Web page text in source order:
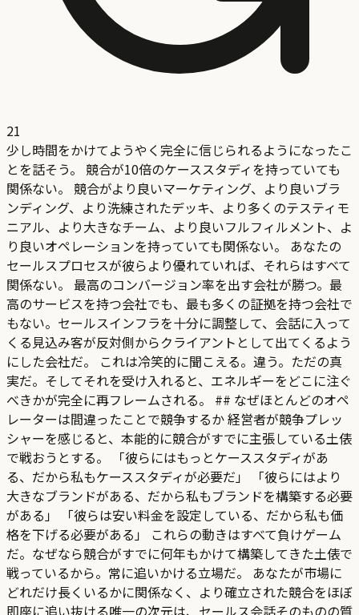
21
少し時間をかけてようやく完全に信じられるようになったこ
とを話そう。 競合が10倍のケーススタディを持っていても
関係ない。 競合がより良いマーケティング、より良いブラ
ンディング、より洗練されたデッキ、より多くのテスティモ
ニアル、より大きなチーム、より良いフルフィルメント、よ
り良いオペレーションを持っていても関係ない。 あなたの
セールスプロセスが彼らより優れていれば、それらはすべて
関係ない。 最高のコンバージョン率を出す会社が勝つ。最
高のサービスを持つ会社でも、最も多くの証拠を持つ会社で
もない。セールスインフラを十分に調整して、会話に入って
くる見込み客が反対側からクライアントとして出てくるよう
にした会社だ。 これは冷笑的に聞こえる。違う。ただの真
実だ。そしてそれを受け入れると、エネルギーをどこに注ぐ
べきかが完全に再フレームされる。 ## なぜほとんどのオペ
レーターは間違ったことで競争するか 経営者が競争プレッ
シャーを感じると、本能的に競合がすでに主張している土俵
で戦おうとする。 「彼らにはもっとケーススタディがあ
る、だから私もケーススタディが必要だ」 「彼らにはより
大きなブランドがある、だから私もブランドを構築する必要
がある」 「彼らは安い料金を設定している、だから私も価
格を下げる必要がある」 これらの動きはすべて負けゲーム
だ。なぜなら競合がすでに何年もかけて構築してきた土俵で
戦っているから。常に追いかける立場だ。 あなたが市場に
どれだけ長くいるかに関係なく、より確立された競合をほぼ
即座に追い抜ける唯一の次元は、セールス会話そのものの質